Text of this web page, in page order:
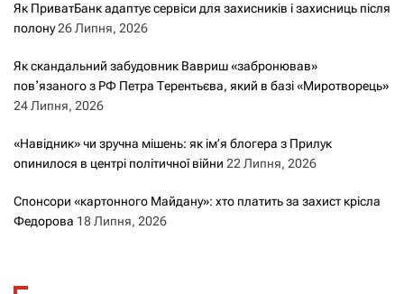
Як ПриватБанк адаптує сервіси для захисників і захисниць після
полону26 Липня, 2026
Як скандальний забудовник Вавриш «забронював»
повʼязаного з РФ Петра Терентьєва, який в базі «Миротворець»
24 Липня, 2026
«Навідник» чи зручна мішень: як ім’я блогера з Прилук
опинилося в центрі політичної війни 22 Липня, 2026
Спонсори «картонного Майдану»: хто платить за захист крісла
Федорова 18 Липня, 2026